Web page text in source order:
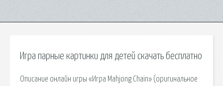
Игра парные картинки для детей скачать бесплатно
Описание онлайн игры «Игра Mahjong Chain» (оригинальное